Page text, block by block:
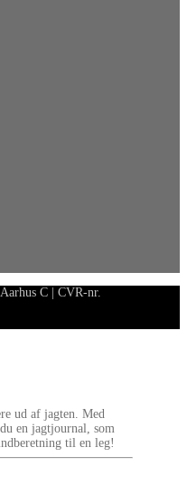
C | CVR-nr.
ud af jagten. Med
en jagtjournal, som
til en leg!